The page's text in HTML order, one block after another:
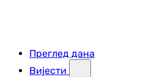
Преглед дана
Вијести